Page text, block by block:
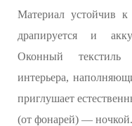
Материал устойчив
драпируется и
Оконный
интерьера,
приглушает
(от фонарей) —